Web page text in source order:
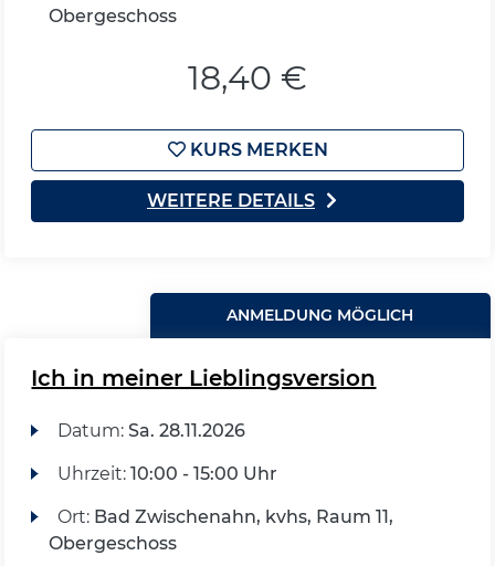
Obergeschoss
18,40 €
KURS MERKEN
WEITERE DETAILS
ANMELDUNG MÖGLICH
Ich in meiner Lieblingsversion
Datum: Sa. 28.11.2026
Uhrzeit: 10:00 - 15:00 Uhr
Ort: Bad Zwischenahn, kvhs, Raum 11,
Obergeschoss